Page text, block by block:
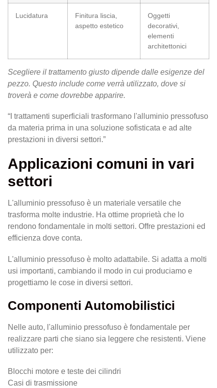
Lucidatura
Finitura liscia,
aspetto estetico
Oggetti
decorativi,
elementi
architettonici
Scegliere il trattamento giusto dipende dalle esigenze del
pezzo. Questo include come verrà utilizzato, dove si
troverà e come dovrebbe apparire.
“I trattamenti superficiali trasformano l'alluminio pressofuso
da materia prima in una soluzione sofisticata e ad alte
prestazioni in diversi settori.”
Applicazioni comuni in vari
settori
L'alluminio pressofuso è un materiale versatile che
trasforma molte industrie. Ha ottime proprietà che lo
rendono fondamentale in molti settori. Offre prestazioni ed
efficienza dove conta.
L'alluminio pressofuso è molto adattabile. Si adatta a molti
usi importanti, cambiando il modo in cui produciamo e
progettiamo le cose in diversi settori.
Componenti Automobilistici
Nelle auto, l'alluminio pressofuso è fondamentale per
realizzare parti che siano sia leggere che resistenti. Viene
utilizzato per:
Blocchi motore e teste dei cilindri
Casi di trasmissione